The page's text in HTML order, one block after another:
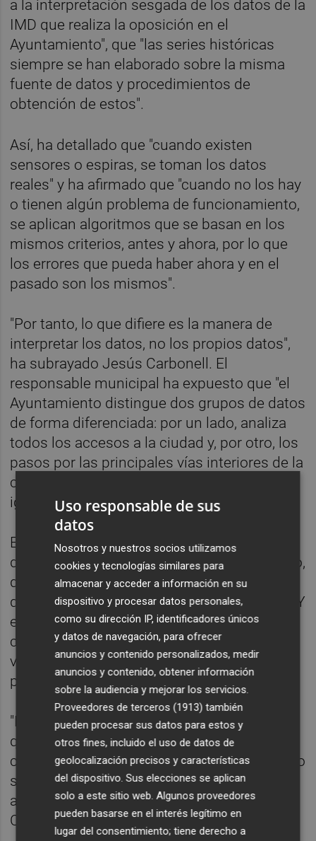
a la interpretación sesgada de los datos de la
IMD que realiza la oposición en el
Ayuntamiento", que "las series históricas
siempre se han elaborado sobre la misma
fuente de datos y procedimientos de
obtención de estos".
Así, ha detallado que "cuando existen
sensores o espiras, se toman los datos
reales" y ha afirmado que "cuando no los hay
o tienen algún problema de funcionamiento,
se aplican algoritmos que se basan en los
mismos criterios, antes y ahora, por lo que
los errores que pueda haber ahora y en el
pasado son los mismos".
"Por tanto, lo que difiere es la manera de
interpretar los datos, no los propios datos",
ha subrayado Jesús Carbonell. El
responsable municipal ha expuesto que "el
Ayuntamiento distingue dos grupos de datos
de forma diferenciada: por un lado, analiza
todos los accesos a la ciudad y, por otro, los
pasos por las principales vías interiores de la
ciudad --aquellas cuyas intensidades son
iguales o superiores a 30.000 vehículos".
El consistorio ha indicado que esta
diferenciación "permite conocer, por ejemplo,
que los accesos a la ciudad crecen mientras
que el tráfico interior se mantiene estable". "Y
ello, a pesar de que en el tráfico interior se
computan no solo los vehículos de los
vecinos de València sino también los
procedentes de fuera de la ciudad".
"Este hecho permite inferir que si a pesar de
que crecen los accesos el tráfico interior no
crece, los vecinos de València están variando
sus hábitos o rutinas y optan por modos
alternativos de transporte", ha explicado
Carbonell.
Uso responsable de sus
datos
Nosotros y nuestros socios utilizamos
cookies y tecnologías similares para
almacenar y acceder a información en su
dispositivo y procesar datos personales,
como su dirección IP, identificadores únicos
y datos de navegación, para ofrecer
anuncios y contenido personalizados, medir
anuncios y contenido, obtener información
sobre la audiencia y mejorar los servicios.
Proveedores de terceros (1913) también
pueden procesar sus datos para estos y
otros fines, incluido el uso de datos de
geolocalización precisos y características
del dispositivo. Sus elecciones se aplican
solo a este sitio web. Algunos proveedores
pueden basarse en el interés legítimo en
lugar del consentimiento; tiene derecho a